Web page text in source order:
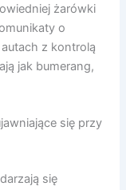
żarówki
o
z kontrolą
jak bumerang,
się przy
się